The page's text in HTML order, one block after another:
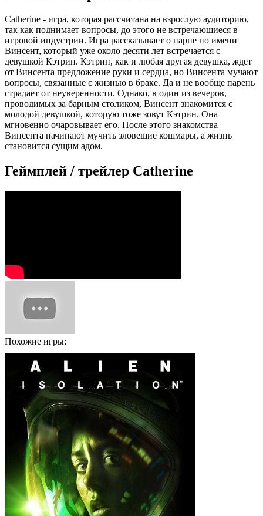
Catherine - игра, которая рассчитана на взрослую аудиторию,
так как поднимает вопросы, до этого не встречающиеся в
игровой индустрии. Игра рассказывает о парне по имени
Винсент, который уже около десяти лет встречается с
девушкой Кэтрин. Кэтрин, как и любая другая девушка, ждет
от Винсента предложение руки и сердца, но Винсента мучают
вопросы, связанные с жизнью в браке. Да и не вообще парень
страдает от неуверенности. Однако, в один из вечеров,
проводимых за барным столиком, Винсент знакомится с
молодой девушкой, которую тоже зовут Кэтрин. Она
мгновенно очаровывает его. После этого знакомства
Винсента начинают мучить зловещие кошмары, а жизнь
становится сущим адом.
Геймплей / трейлер Catherine
Похожие игры: